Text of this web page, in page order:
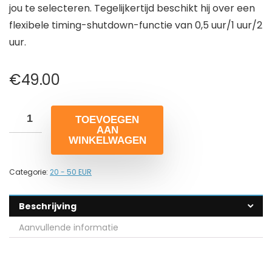
jou te selecteren. Tegelijkertijd beschikt hij over een
flexibele timing-shutdown-functie van 0,5 uur/1 uur/2
uur.
€49.00
TOEVOEGEN
AAN
WINKELWAGEN
Categorie: 20 - 50 EUR
Beschrijving
Aanvullende informatie